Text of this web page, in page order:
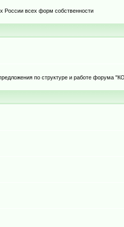
России всех форм собственности
по структуре и работе